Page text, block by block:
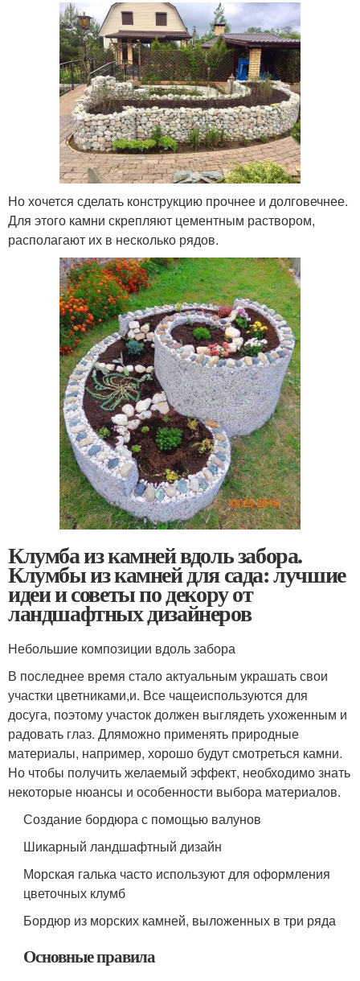
Но хочется сделать конструкцию прочнее и долговечнее.
Для этого камни скрепляют цементным раствором,
располагают их в несколько рядов.
Клумба из камней вдоль забора.
Клумбы из камней для сада: лучшие
идеи и советы по декору от
ландшафтных дизайнеров
Небольшие композиции вдоль забора
В последнее время стало актуальным украшать свои
участки цветниками,и. Все чащеиспользуются для
досуга, поэтому участок должен выглядеть ухоженным и
радовать глаз. Дляможно применять природные
материалы, например, хорошо будут смотреться камни.
Но чтобы получить желаемый эффект, необходимо знать
некоторые нюансы и особенности выбора материалов.
Создание бордюра с помощью валунов
Шикарный ландшафтный дизайн
Морская галька часто используют для оформления
цветочных клумб
Бордюр из морских камней, выложенных в три ряда
Основные правила